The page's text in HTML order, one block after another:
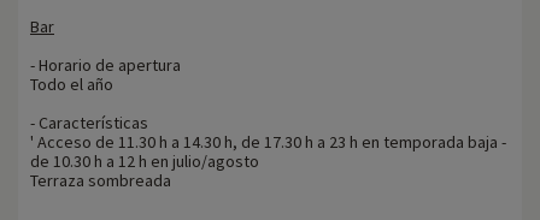
Bar
- Horario de apertura
Todo el año
- Características
' Acceso de 11.30 h a 14.30 h, de 17.30 h a 23 h en temporada baja -
de 10.30 h a 12 h en julio/agosto
Terraza sombreada